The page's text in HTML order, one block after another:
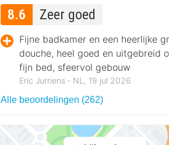
8.6 Zeer goed
Fijne badkamer en een heerlijke
douche, heel goed en uitgebreid
fijn bed, sfeervol gebouw
Eric Jurriens ‐ NL, 19 jul 2026
Alle beoordelingen (262)